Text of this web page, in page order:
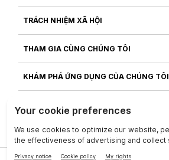
TRÁCH NHIỆM XÃ HỘI
THAM GIA CÙNG CHÚNG TÔI
KHÁM PHÁ ỨNG DỤNG CỦA CHÚNG TÔI
CHĂM SÓC KHÁCH HÀNG